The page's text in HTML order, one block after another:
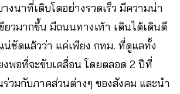
งนาที่เติบโตอย่างรวดเร็ว มีความน่า
ยวมากขึ้น มีถนนทางเท้า เดินได้เดินดี
น่ชัดแล้วว่า แค่เพียง กทม. ที่ดูแลทั้ง
งพอที่จะขับเคลื่อน โดยตลอด 2 ปีที่
วมกับภาคส่วนต่างๆ ของสังคม และนำ